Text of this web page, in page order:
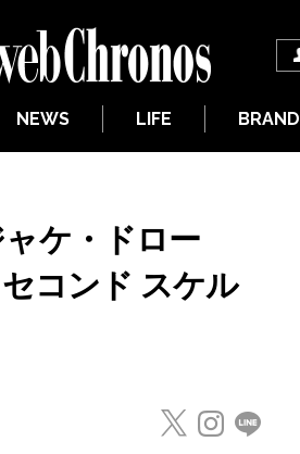
NEWS LIFE BRAND
ケ・ドロー
コンド スケル